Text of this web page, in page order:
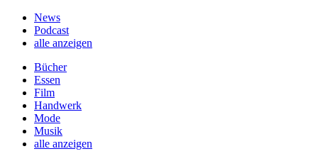
News
Podcast
alle anzeigen
Bücher
Essen
Film
Handwerk
Mode
Musik
alle anzeigen